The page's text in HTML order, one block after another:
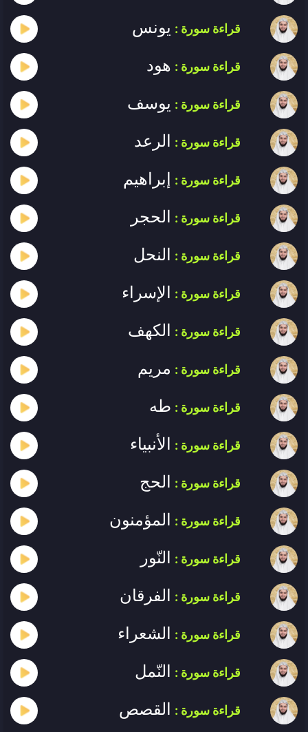
قراءة سورة : يونس
قراءة سورة : هود
قراءة سورة : يوسف
قراءة سورة : الرعد
قراءة سورة : إبراهيم
قراءة سورة : الحجر
قراءة سورة : النحل
قراءة سورة : الإسراء
قراءة سورة : الكهف
قراءة سورة : مريم
قراءة سورة : طه
قراءة سورة : الأنبياء
قراءة سورة : الحج
قراءة سورة : المؤمنون
قراءة سورة : النّور
قراءة سورة : الفرقان
قراءة سورة : الشعراء
قراءة سورة : النّمل
قراءة سورة : القصص